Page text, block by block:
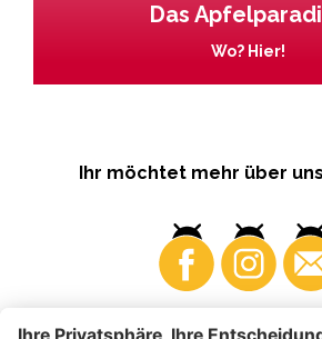
Das
Wo? Hier!
Ihr möchtet mehr über